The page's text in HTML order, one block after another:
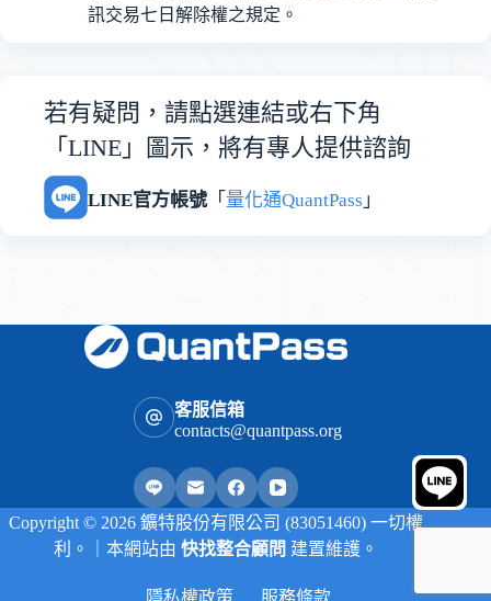
訊交易七日解除權之規定。
若有疑問，請點選連結或右下角
「LINE」圖示，將有專人提供諮詢
LINE官方帳號 「量化通QuantPass 」
客服信箱
contacts@quantpass.org
Copyright © 2026 鑛特股份有限公司 (83051460) 一切權
利。｜本網站由快找整合顧問 建置維護。
隱私權政策 服務條款